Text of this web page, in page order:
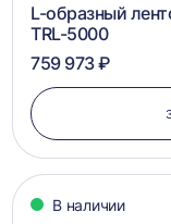
L-образный
TRL-5000
759 973 ₽
В наличии